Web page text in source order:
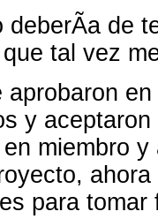
deberÃ­a de
tal vez
aprobaron
y aceptaron
miembro y
para tomar